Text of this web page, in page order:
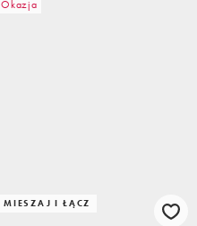
Okazja
MIESZAJ I ŁĄCZ